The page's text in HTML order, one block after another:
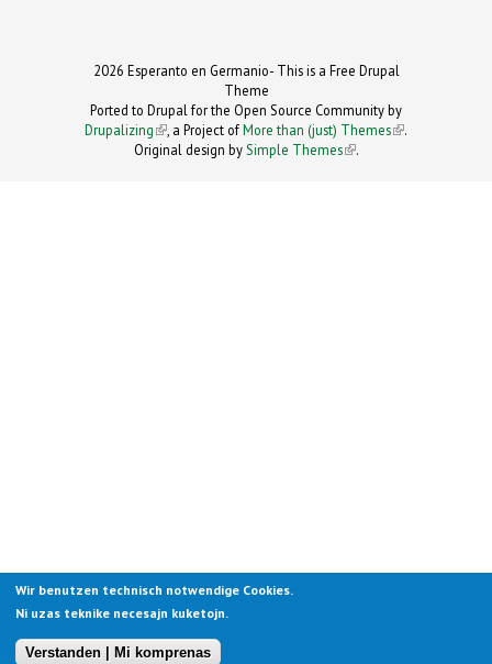
2026 Esperanto en Germanio- This is a Free Drupal
Theme
Ported to Drupal for the Open Source Community by
Drupalizing(link is external)
, a Project ofMore than (just) Themes (link is
.
Original design by Simple Themes
(link is
.
Wir benutzen technisch notwendige Cookies.
Ni uzas teknike necesajn kuketojn.
Verstanden | Mi komprenas